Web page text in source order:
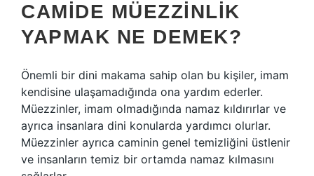
CAMIDE MÜEZZINLIK
YAPMAK NE DEMEK?
Önemli bir dini makama sahip olan bu kişiler, imam
kendisine ulaşamadığında ona yardım ederler.
Müezzinler, imam olmadığında namaz kıldırırlar ve
ayrıca insanlara dini konularda yardımcı olurlar.
Müezzinler ayrıca caminin genel temizliğini üstlenir
ve insanların temiz bir ortamda namaz kılmasını